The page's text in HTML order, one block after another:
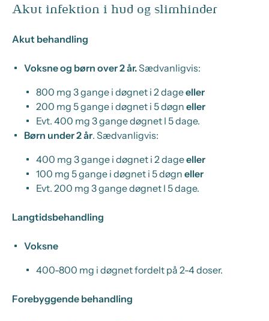
Akut infektion i hud og slimhinder
Akut behandling
Voksne og børn over 2 år.Sædvanligvis:
800 mg 3 gange i døgnet i 2 dageeller
200 mg 5 gange i døgnet i 5 døgn eller
Evt. 400 mg 3 gange døgnet I 5 dage.
Børn under 2 år. Sædvanligvis:
400 mg 3 gange i døgnet i 2 dageeller
100 mg 5 gange i døgnet i 5 døgn eller
Evt. 200 mg 3 gange døgnet I 5 dage.
Langtidsbehandling
Voksne
400-800 mg i døgnet fordelt på 2-4 doser.
Forebyggende behandling